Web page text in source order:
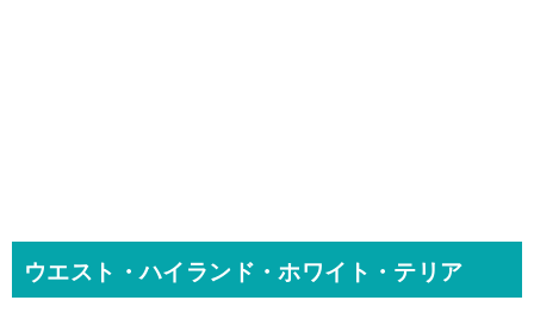
ウエスト・ハイランド・ホワイト・テリア